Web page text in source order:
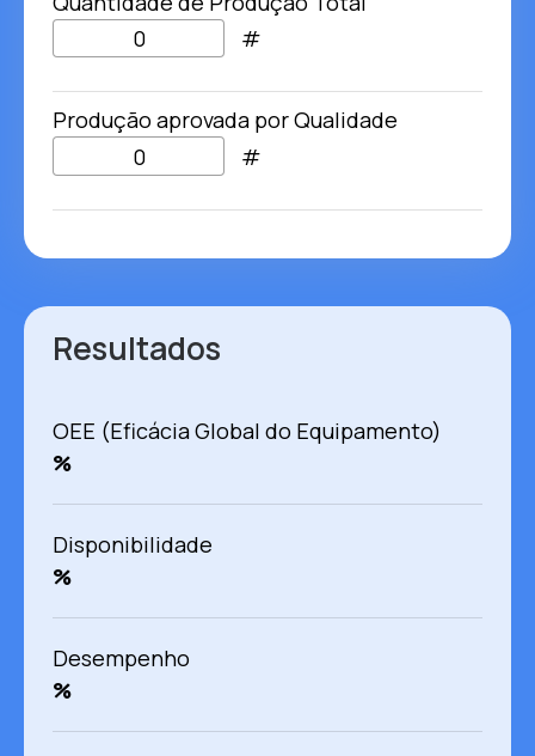
#
Produção aprovada por Qualidade
#
Resultados
OEE (Eficácia Global do Equipamento)
%
Disponibilidade
%
Desempenho
%